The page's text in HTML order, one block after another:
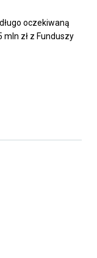
oczekiwaną
mln zł z Funduszy